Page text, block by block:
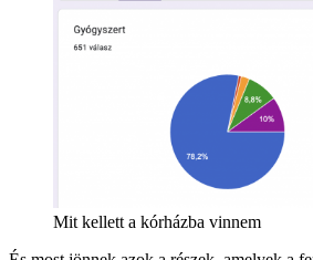
Mit kellett a kórházba vinnem